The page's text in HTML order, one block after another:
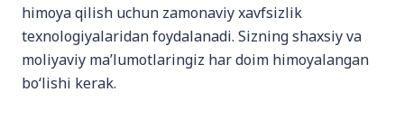
himoya qilish uchun zamonaviy xavfsizlik
texnologiyalaridan foydalanadi. Sizning shaxsiy va
moliyaviy ma’lumotlaringiz har doim himoyalangan
bo‘lishi kerak.